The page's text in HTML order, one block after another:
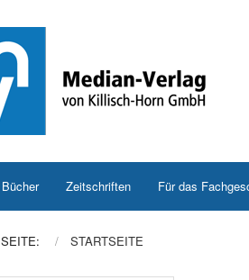
Bücher Zeitschriften Für das
STARTSEITE